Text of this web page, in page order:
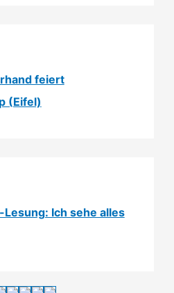
feiert
(Eifel)
Ich sehe alles